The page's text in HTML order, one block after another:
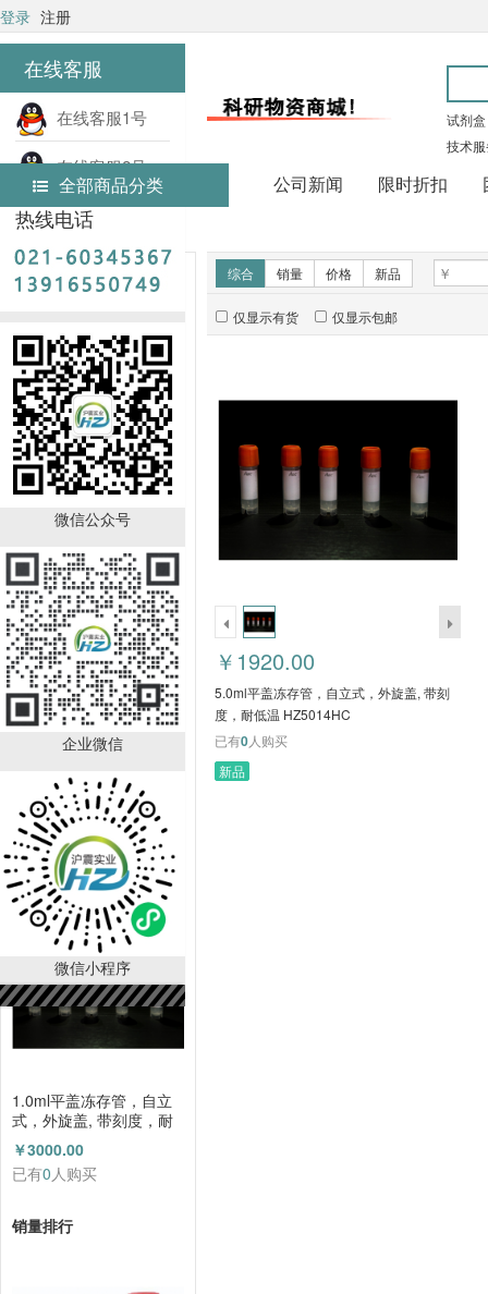
在线客服
在线客服1号
在线客服2号
热线电话
微信公众号
企业微信
微信小程序
登录 注册
试剂盒
技术
全部商品分类 公司新闻 限时折扣
首页
实验耗材
新品推荐
5.0ml平盖冻存管，自立
式，外旋盖, 带刻度，耐
已有 0人购买
2.0ml平盖冻存管，自立
式，内旋盖，带刻度，耐
低温 HZ5013HC
￥3000.00
已有0人购买
1.0ml平盖冻存管，自立
式，外旋盖, 带刻度，耐
低温 HZ5012HC
￥3000.00
已有0人购买
销量排行
综合 销量 价格 新品
仅显示有货 仅显示包邮
￥1920.00
5.0ml平盖冻存管，自立式，外旋盖, 带刻
度，耐低温 HZ5014HC
已有0人购买
新品